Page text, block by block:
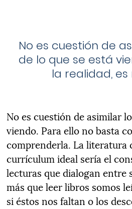
No es cuestión de
de lo que se está
la realidad,
No es cuestión de asimilar
viendo. Para ello no basta
comprenderla. La literatura
currículum ideal sería el
lecturas que dialogan entre
más que leer libros somos
si éstos nos faltan o los